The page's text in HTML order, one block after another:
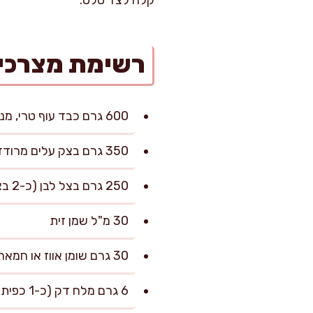
רשימת
600 גרם כבד עוף טרי, מנוקה מגידים וחלקים ירקרקים
350 גרם בצק עלים מרודד (מלבני), מופשר במקרר
250 גרם בצל לבן (כ-2 בצלים גדולים), פרוס דק
30 מ"ל שמן זית
30 גרם שומן אווז או חמאה (אפשר להחליף בעוד 20 מ"ל שמן זית)
6 גרם מלח דק (כ-1 כפית שטוחה), ועוד לפי הטעם